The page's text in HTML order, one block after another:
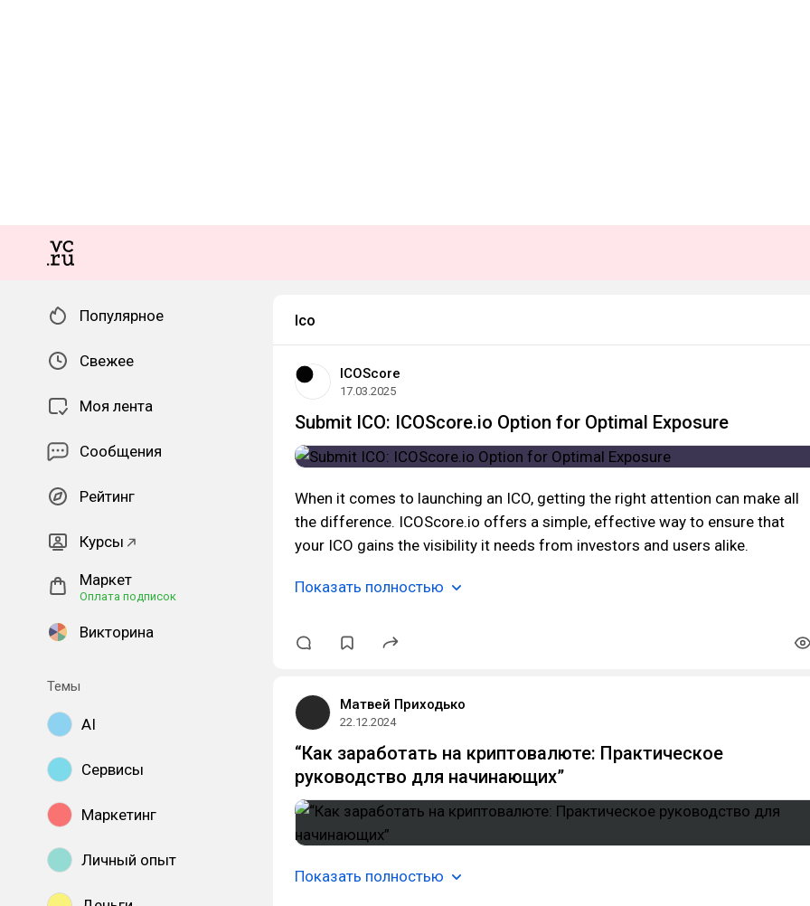
Популярное
Свежее
Моя лента
Сообщения
Рейтинг
Курсы
Маркет
Оплата подписок
Викторина
Темы
AI
Сервисы
Маркетинг
Личный опыт
Ico
ICOScore
17.03.2025
Submit ICO: ICOScore.io Option for Optimal Exposure
When it comes to launching an ICO, getting the right attention can make all
the difference. ICOScore.io offers a simple, effective way to ensure that
your ICO gains the visibility it needs from investors and users alike.
Показать полностью
Матвей Приходько
22.12.2024
“Как заработать на криптовалюте: Практическое
руководство для начинающих”
Показать полностью